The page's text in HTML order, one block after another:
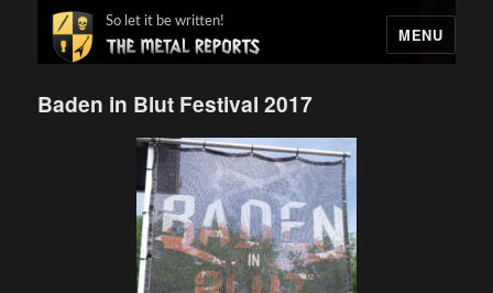
MENU
So let it be written!
Baden in Blut Festival 2017